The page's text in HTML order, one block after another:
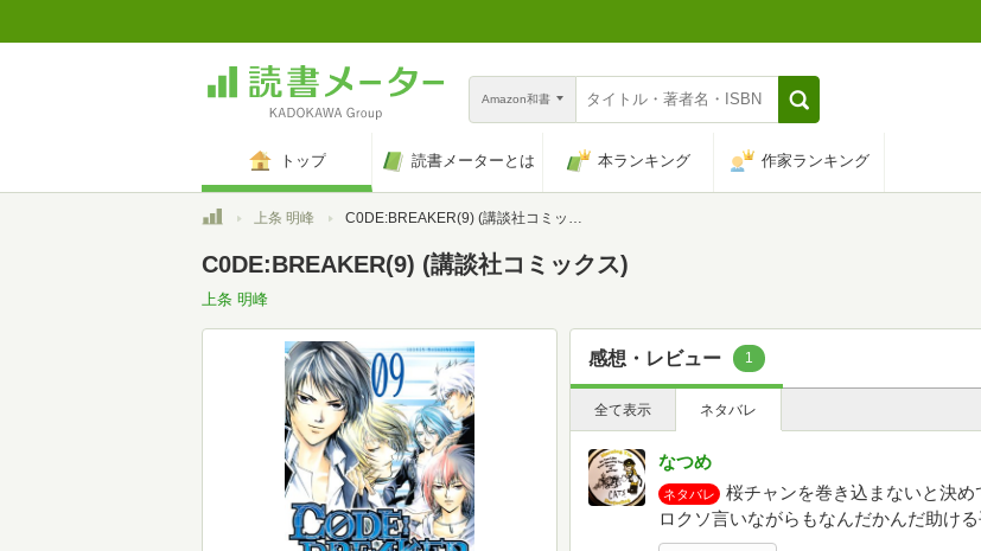
Amazon和書
トップ 読書メーターとは 本ランキング 作家ランキング
トップ上条 明峰 C0DE:BREAKER(9) (講談社コミックス)
C0DE:BREAKER(9) (講談社コミックス)
上条 明峰
感想・レビュー 1
全て表示 ネタバレ
なつめ
ネタバレ
桜チャンを巻き込まないと決
ロクソ言いながらもなんだかんだ助